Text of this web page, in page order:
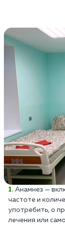
Анамнез —
частоте и
употребить, о
лечения или